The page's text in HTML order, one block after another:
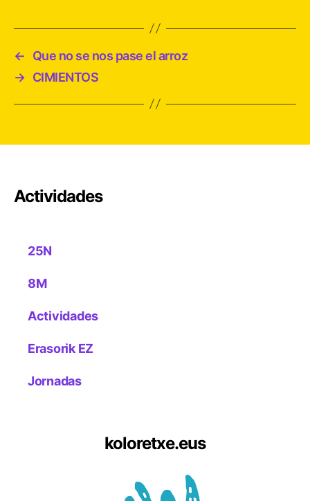
←
Que no se nos pase el arroz
→ CIMIENTOS
Actividades
25N
8M
Actividades
Erasorik EZ
Jornadas
koloretxe.eus